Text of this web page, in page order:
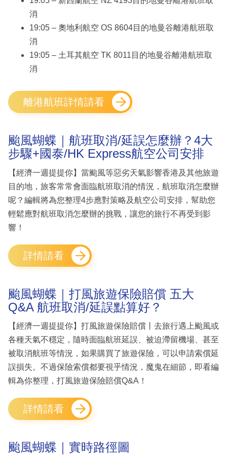
消
19:05 – 奧地利航空 OS 8604目的地曼谷離港航班取
消
19:05 – 土耳其航空 TK 8011目的地曼谷離港航班取
消
離港航班詳情請看
颱風蝴蝶｜航班取消/延誤怎麼辦？4大
步驟+國泰/HK Express航空公司安排
【經濟一週提提你】當颱風等惡劣天氣影響香港及其他旅遊
目的地，旅客常常會面臨航班取消的情況，航班取消怎麼辦
呢？編輯將為您整理4步應對策略及航空公司安排，幫助您
輕鬆應對航班取消怎麼辦的挑戰，讓您的旅行不再受到影
響！
詳情請看
颱風蝴蝶｜打風旅遊保險賠償 五大
Q&A 航班取消/延誤點算好？
【經濟一週提提你】打風旅遊保險賠償丨去旅行遇上颱風或
各種天氣不穩定，隨時面臨航班延誤、被迫滯留機場、甚至
被取消航班等情況，如果購買了旅遊保險，可以申請索償延
誤損失。不過保險索償都要視乎情況，魔鬼在細節，即看編
輯為你整理，打風旅遊保險賠償Q&A！
詳情請看
颱風蝴蝶｜實時路徑圖